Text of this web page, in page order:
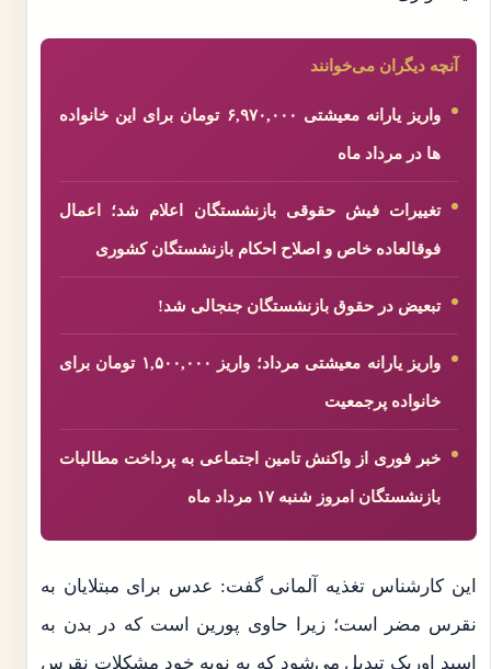
آنچه دیگران می‌خوانند
واریز یارانه معیشتی ۶,۹۷۰,۰۰۰ تومان برای این خانواده
ها در مرداد ماه
تغییرات فیش حقوقی بازنشستگان اعلام شد؛ اعمال
فوقالعاده خاص و اصلاح احکام بازنشستگان کشوری
تبعیض در حقوق بازنشستگان جنجالی شد!
واریز یارانه معیشتی مرداد؛ واریز ۱,۵۰۰,۰۰۰ تومان برای
خانواده پرجمعیت
خبر فوری از واکنش تامین اجتماعی به پرداخت مطالبات
بازنشستگان امروز شنبه ۱۷ مرداد ماه
این کارشناس تغذیه آلمانی گفت: عدس برای مبتلایان به
نقرس مضر است؛ زیرا حاوی پورین است که در بدن به
اسید اوریک تبدیل می‌شود که به نوبه خود مشکلات نقرس